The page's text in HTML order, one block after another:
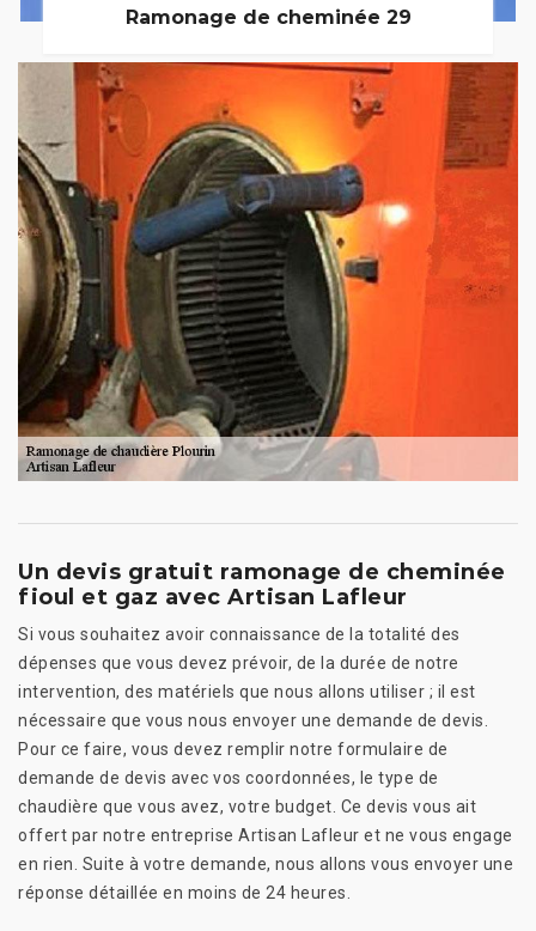
Ramonage de cheminée 29
Un devis gratuit ramonage de cheminée
fioul et gaz avec Artisan Lafleur
Si vous souhaitez avoir connaissance de la totalité des
dépenses que vous devez prévoir, de la durée de notre
intervention, des matériels que nous allons utiliser ; il est
nécessaire que vous nous envoyer une demande de devis.
Pour ce faire, vous devez remplir notre formulaire de
demande de devis avec vos coordonnées, le type de
chaudière que vous avez, votre budget. Ce devis vous ait
offert par notre entreprise Artisan Lafleur et ne vous engage
en rien. Suite à votre demande, nous allons vous envoyer une
réponse détaillée en moins de 24 heures.